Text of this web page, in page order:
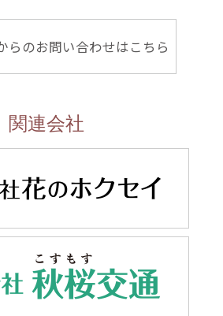
らのお問い合わせはこちら
関連会社